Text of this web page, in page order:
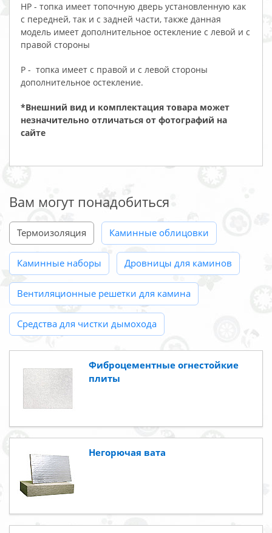
HP - топка имеет топочную дверь установленную как
с передней, так и с задней части, также данная
модель имеет дополнительное остекление с левой и с
правой стороны
P - топка имеет с правой и с левой стороны
дополнительное остекление.
*Внешний вид и комплектация товара может
незначительно отличаться от фотографий на
сайте
Вам могут понадобиться
Термоизоляция Каминные облицовки
Каминные наборы Дровницы для каминов
Вентиляционные решетки для камина
Средства для чистки дымохода
Фиброцементные огнестойкие
плиты
Негорючая вата